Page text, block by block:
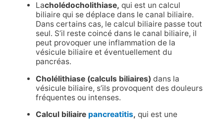
Lacholédocholithiase, qui est un calcul
biliaire qui se déplace dans le canal biliaire.
Dans certains cas, le calcul biliaire passe tout
seul. S’il reste coincé dans le canal biliaire, il
peut provoquer une inflammation de la
vésicule biliaire et éventuellement du
pancréas.
Cholélithiase (calculs biliaires) dans la
vésicule biliaire, s’ils provoquent des douleurs
fréquentes ou intenses.
Calcul biliaire pancreatitis, qui est une